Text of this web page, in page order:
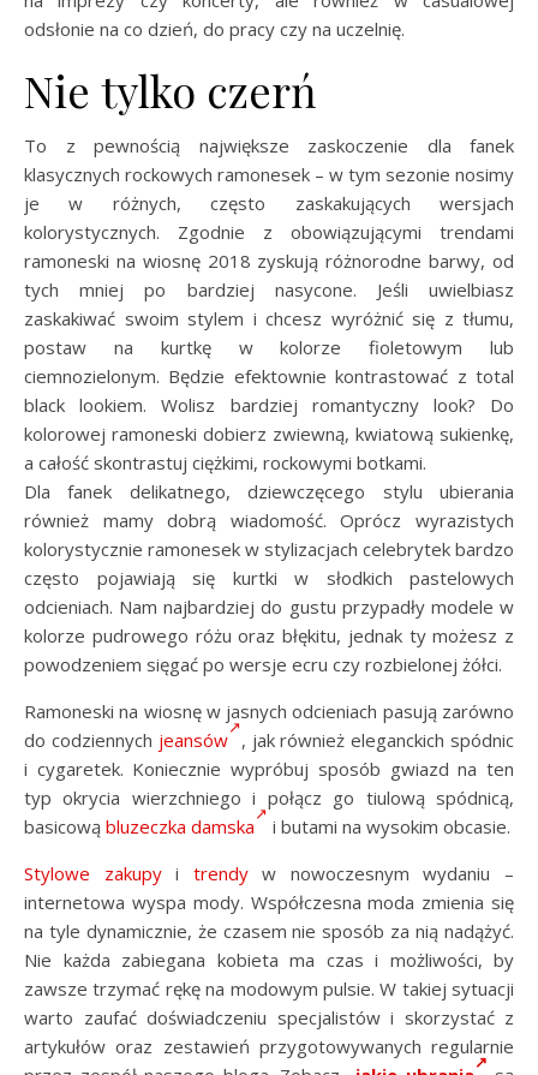
odsłonie na co dzień, do pracy czy na uczelnię.
Nie tylko czerń
To z pewnością największe zaskoczenie dla fanek
klasycznych rockowych ramonesek – w tym sezonie nosimy
je w różnych, często zaskakujących wersjach
kolorystycznych. Zgodnie z obowiązującymi trendami
ramoneski na wiosnę 2018 zyskują różnorodne barwy, od
tych mniej po bardziej nasycone. Jeśli uwielbiasz
zaskakiwać swoim stylem i chcesz wyróżnić się z tłumu,
postaw na kurtkę w kolorze fioletowym lub
ciemnozielonym. Będzie efektownie kontrastować z total
black lookiem. Wolisz bardziej romantyczny look? Do
kolorowej ramoneski dobierz zwiewną, kwiatową sukienkę,
a całość skontrastuj ciężkimi, rockowymi botkami.
Dla fanek delikatnego, dziewczęcego stylu ubierania
również mamy dobrą wiadomość. Oprócz wyrazistych
kolorystycznie ramonesek w stylizacjach celebrytek bardzo
często pojawiają się kurtki w słodkich pastelowych
odcieniach. Nam najbardziej do gustu przypadły modele w
kolorze pudrowego różu oraz błękitu, jednak ty możesz z
powodzeniem sięgać po wersje ecru czy rozbielonej żółci.
Ramoneski na wiosnę w jasnych odcieniach pasują zarówno
do codziennych jeansów
, jak również eleganckich spódnic
i cygaretek. Koniecznie wypróbuj sposób gwiazd na ten
typ okrycia wierzchniego i połącz go tiulową spódnicą,
basicową bluzeczka damska
i butami na wysokim obcasie.
Stylowe zakupyi trendyw nowoczesnym wydaniu –
internetowa wyspa mody. Współczesna moda zmienia się
na tyle dynamicznie, że czasem nie sposób za nią nadążyć.
Nie każda zabiegana kobieta ma czas i możliwości, by
zawsze trzymać rękę na modowym pulsie. W takiej sytuacji
warto zaufać doświadczeniu specjalistów i skorzystać z
artykułów oraz zestawień przygotowywanych regularnie